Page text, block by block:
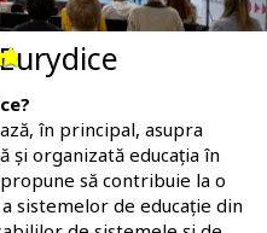
în principal, asupra
și organizată educația în
să contribuie la o
sistemelor de educație din